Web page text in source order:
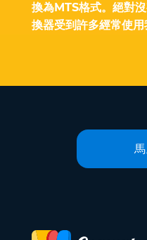
換為MTS格式。絕對
換器受到許多經常使用